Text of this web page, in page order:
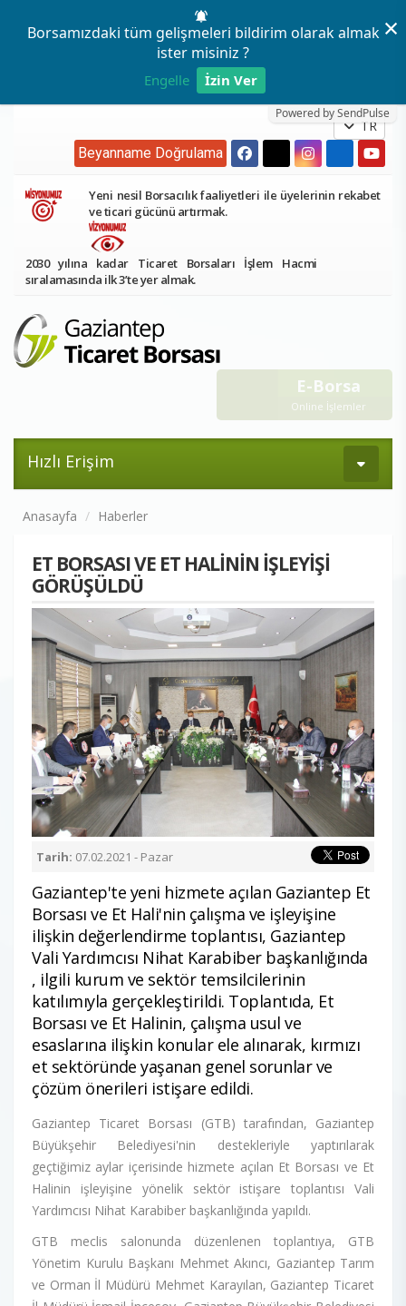
Borsamızdaki tüm gelişmeleri bildirim olarak almak
ister misiniz ?
Engelle İzin Ver
Powered by SendPulse
×
TR
Beyanname Doğrulama
Yeni nesil Borsacılık faaliyetleri ile üyelerinin rekabet
ve ticari gücünü artırmak.
2030 yılına kadar Ticaret Borsaları İşlem Hacmi
sıralamasında ilk 3’te yer almak.
E-Borsa
Online İşlemler
Hızlı Erişim
Anasayfa Haberler
ET BORSASI VE ET HALİNİN İŞLEYİŞİ
GÖRÜŞÜLDÜ
Tarih: 07.02.2021 - Pazar
Gaziantep'te yeni hizmete açılan Gaziantep Et
Borsası ve Et Hali'nin çalışma ve işleyişine
ilişkin değerlendirme toplantısı, Gaziantep
Vali Yardımcısı Nihat Karabiber başkanlığında
, ilgili kurum ve sektör temsilcilerinin
katılımıyla gerçekleştirildi. Toplantıda, Et
Borsası ve Et Halinin, çalışma usul ve
esaslarına ilişkin konular ele alınarak, kırmızı
et sektöründe yaşanan genel sorunlar ve
çözüm önerileri istişare edildi.
Gaziantep Ticaret Borsası (GTB) tarafından, Gaziantep
Büyükşehir Belediyesi'nin destekleriyle yaptırılarak
geçtiğimiz aylar içerisinde hizmete açılan Et Borsası ve Et
Halinin işleyişine yönelik sektör istişare toplantısı Vali
Yardımcısı Nihat Karabiber başkanlığında yapıldı.
GTB meclis salonunda düzenlenen toplantıya, GTB
Yönetim Kurulu Başkanı Mehmet Akıncı, Gaziantep Tarım
ve Orman İl Müdürü Mehmet Karayılan, Gaziantep Ticaret